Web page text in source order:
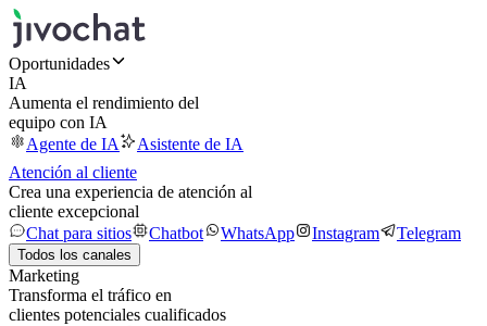
Oportunidades
IA
Aumenta el rendimiento del
equipo con IA
Agente de IA
Asistente de IA
Atención al cliente
Crea una experiencia de atención al
cliente excepcional
Chat para sitios
Chatbot WhatsApp Instagram Telegram
Todos los canales
Marketing
Transforma el tráfico en
clientes potenciales cualificados